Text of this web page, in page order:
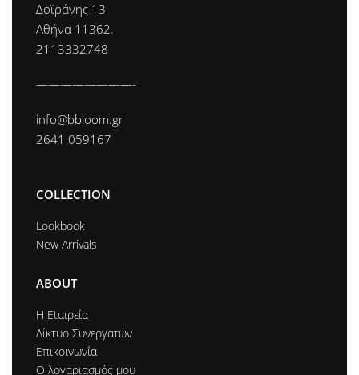
Δοϊράνης 13
Αθήνα 11362.
2113332748
————————-
info@bbloom.gr
2641 059167
COLLECTION
Lookbook
New Arrivals
ABOUT
Η Εtαιρεία
Δίκτυο Συνεργατών
Επικοινωνία
Ο λογαριασμός μου